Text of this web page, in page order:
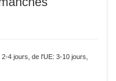
4 jours, de l'UE: 3-10 jours,